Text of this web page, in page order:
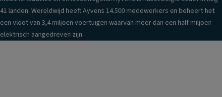
41 landen. Wereldwijd heeft Ayvens 14.500 medewerkers en beheert het
een vloot van 3,4 miljoen voertuigen waarvan meer dan een half miljoen
elektrisch aangedreven zijn.